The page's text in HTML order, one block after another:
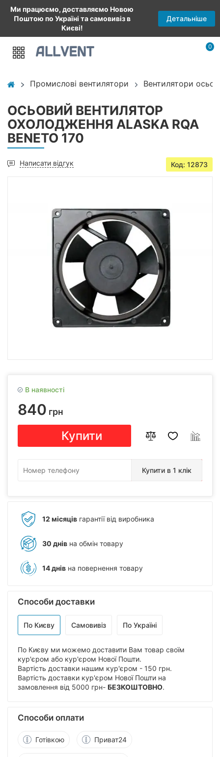
Ми працюємо, доставляємо Новою
Поштою по Україні та самовивіз в
Києві!
Детальніше
0
Промислові вентилятори Вентилятори
ОСЬОВИЙ ВЕНТИЛЯТОР
ОХОЛОДЖЕННЯ ALASKA RQA
BENETO 170
Написати відгук Код: 12873
В наявності
840 грн
Купити
Купити в 1 клік
12 місяців гарантії від виробника
30 днів на обмін товару
14 днів на повернення товару
Способи доставки
По Києву Самовивіз По Україні
По Києву ми можемо доставити Вам товар своїм
кур'єром або кур'єром Нової Пошти.
Вартість доставки нашим кур'єром - 150 грн.
Вартість доставки кур'єром Нової Пошти на
замовлення від 5000 грн- БЕЗКОШТОВНО.
Способи оплати
Готівкою Приват24